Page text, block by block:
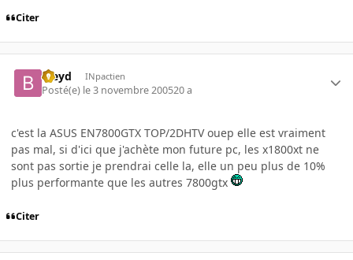
Citer
bleyd INpactien
Posté(e) le 3 novembre 200520 a
c'est la ASUS EN7800GTX TOP/2DHTV ouep elle est vraiment
pas mal, si d'ici que j'achète mon future pc, les x1800xt ne
sont pas sortie je prendrai celle la, elle un peu plus de 10%
plus performante que les autres 7800gtx
Citer